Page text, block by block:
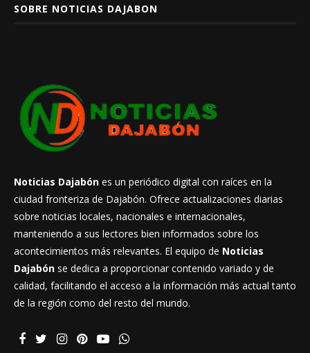
SOBRE NOTICIAS DAJABON
Noticias Dajabón es un periódico digital con raíces en la
ciudad fronteriza de Dajabón. Ofrece actualizaciones diarias
sobre noticias locales, nacionales e internacionales,
manteniendo a sus lectores bien informados sobre los
acontecimientos más relevantes. El equipo de Noticias
Dajabón se dedica a proporcionar contenido variado y de
calidad, facilitando el acceso a la información más actual tanto
de la región como del resto del mundo.